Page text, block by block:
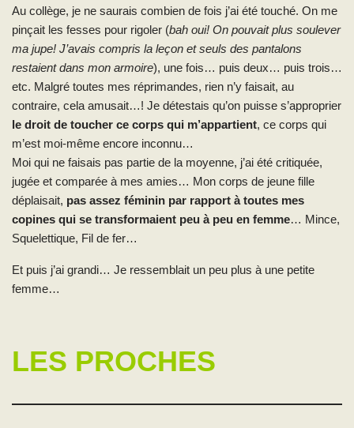
Au collège, je ne saurais combien de fois j’ai été touché. On me
pinçait les fesses pour rigoler (bah oui! On pouvait plus soulever
ma jupe! J’avais compris la leçon et seuls des pantalons
restaient dans mon armoire), une fois… puis deux… puis trois…
etc. Malgré toutes mes réprimandes, rien n’y faisait, au
contraire, cela amusait…! Je détestais qu’on puisse s’approprier
le droit de toucher ce corps qui m’appartient, ce corps qui
m’est moi-même encore inconnu…
Moi qui ne faisais pas partie de la moyenne, j’ai été critiquée,
jugée et comparée à mes amies… Mon corps de jeune fille
déplaisait, pas assez féminin par rapport à toutes mes
copines qui se transformaient peu à peu en femme… Mince,
Squelettique, Fil de fer…
Et puis j’ai grandi… Je ressemblait un peu plus à une petite
femme…
LES PROCHES